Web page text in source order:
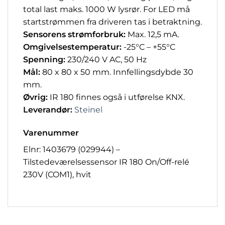
total last maks. 1000 W lysrør. For LED må
startstrømmen fra driveren tas i betraktning.
Sensorens strømforbruk: Max. 12,5 mA.
Omgivelsestemperatur: -25°C – +55°C
Spenning: 230/240 V AC, 50 Hz
Mål: 80 x 80 x 50 mm. Innfellingsdybde 30
mm.
Øvrig: IR 180 finnes også i utførelse KNX.
Leverandør: Steinel
Varenummer
Elnr: 1403679 (029944) –
Tilstedeværelsessensor IR 180 On/Off-relé
230V (COM1), hvit